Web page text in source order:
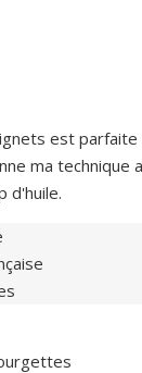
est parfaite
ma technique
d'huile.